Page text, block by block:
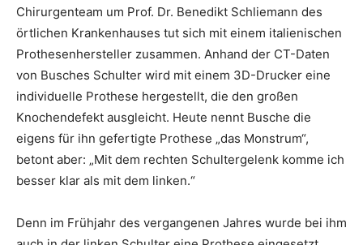
Chirurgenteam um Prof. Dr. Benedikt Schliemann des
örtlichen Krankenhauses tut sich mit einem italienischen
Prothesenhersteller zusammen. Anhand der CT-Daten
von Busches Schulter wird mit einem 3D-Drucker eine
individuelle Prothese hergestellt, die den großen
Knochendefekt ausgleicht. Heute nennt Busche die
eigens für ihn gefertigte Prothese „das Monstrum“,
betont aber: „Mit dem rechten Schultergelenk komme ich
besser klar als mit dem linken.“
Denn im Frühjahr des vergangenen Jahres wurde bei ihm